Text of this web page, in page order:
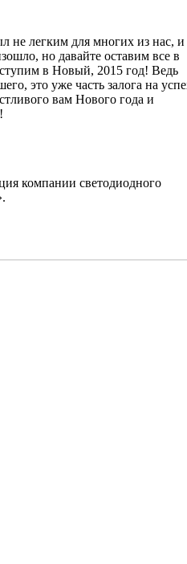
не легким для многих из нас, и
но давайте оставим все в
в Новый, 2015 год! Ведь
это уже часть залога на
вам Нового года и
компании светодиодного